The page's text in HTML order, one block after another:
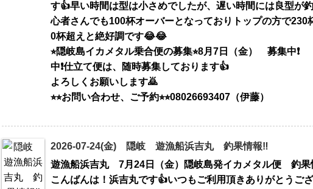
す👍早い時間は型は小さめでしたが、遅い時間には良型が
心者さんでも100杯オーバーとなっておりトップの方で230
0杯超えと絶好調です😂😂
⭐︎隠岐島イカメタル乗合便の募集⭐︎8月7日（金） 募集
中❗️仕立て便は、随時募集しております👍
よろしくお願いします🙇
⭐︎⭐︎お問い合わせ、ご予約⭐︎⭐︎08026693407（伊藤）
2026-07-24(金) 隠岐 遊漁船浜吉丸 釣果情報‼️
遊漁船浜吉丸 7月24日（金）隠岐島発イカメタル便 釣果
こんばんは！浜吉丸です👍いつもご利用頂きありがとうご